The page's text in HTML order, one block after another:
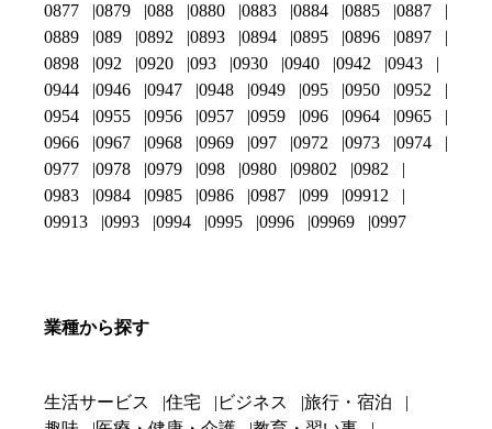
0877
0879 088 0880 0883 0884 0885
0887
0889
089 0892 0893 0894 0895 0896
0897
0898
092 0920 093 0930 0940 0942
0943
0944
0946 0947 0948 0949 095 0950
0952
0954
0955 0956 0957 0959 096 0964
0965
0966
0967 0968 0969 097 0972 0973
0974
0977
0978 0979 098 0980 09802
0982
0983
0984 0985 0986 0987 099
09912
09913
0993 0994 0995 0996 09969 0997
業種から探す
生活サービス 住宅 ビジネス
旅行・宿泊